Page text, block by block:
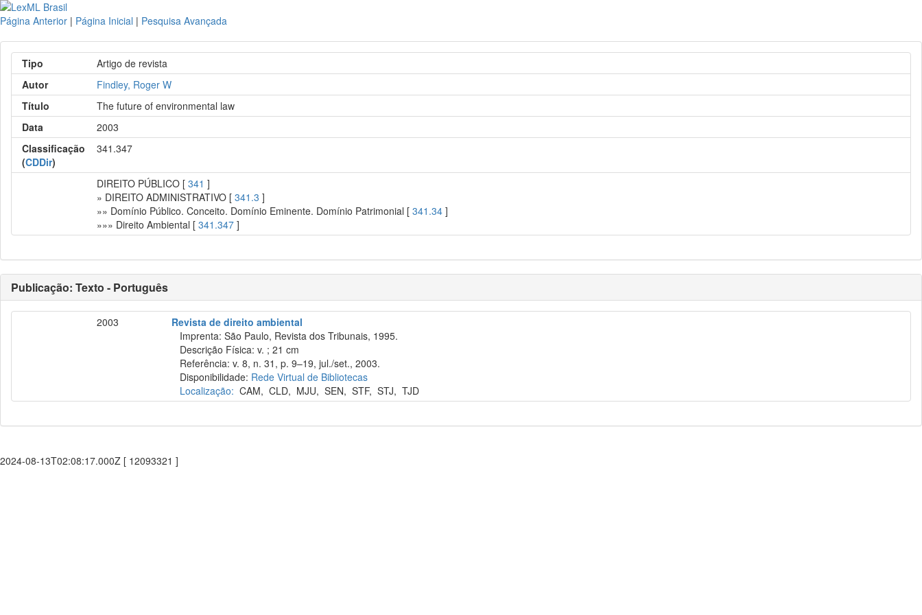
Página Anterior | Página Inicial | Pesquisa Avançada
Tipo
Artigo de revista
Autor
Findley, Roger W
Título
The future of environmental law
Data
2003
Classificação
(CDDir)
341.347
DIREITO PÚBLICO [341 ]
» DIREITO ADMINISTRATIVO [341.3 ]
»» Domínio Público. Conceito. Domínio Eminente. Domínio Patrimonial [341.34 ]
»»» Direito Ambiental [341.347 ]
Publicação: Texto - Português
2003
Revista de direito ambiental
Imprenta: São Paulo, Revista dos Tribunais, 1995.
Descrição Física: v. ; 21 cm
Referência: v. 8, n. 31, p. 9–19, jul./set., 2003.
Disponibilidade: Rede Virtual de Bibliotecas
Localização: CAM,CLD, MJU,SEN,STF,STJ,TJD
2024-08-13T02:08:17.000Z [ 12093321 ]